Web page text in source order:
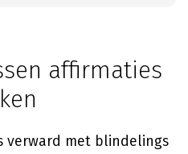
affirmaties
verward met blindelings